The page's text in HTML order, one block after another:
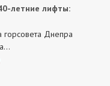
летние лифты:
горсовета Днепра